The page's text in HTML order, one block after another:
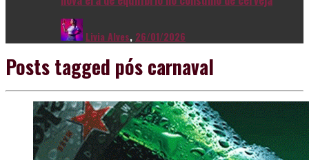
Livia Alves, 26/01/2026
Posts tagged pós carnaval